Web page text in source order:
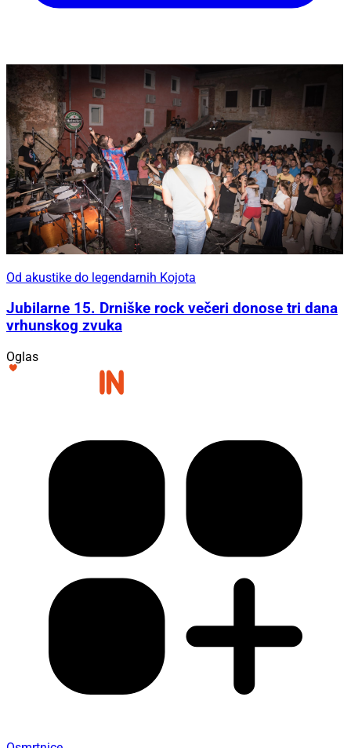
Od akustike do legendarnih Kojota
Jubilarne 15. Drniške rock večeri donose tri dana
vrhunskog zvuka
Oglas